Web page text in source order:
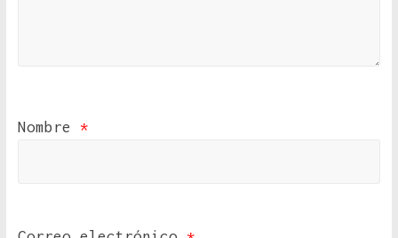
Nombre *